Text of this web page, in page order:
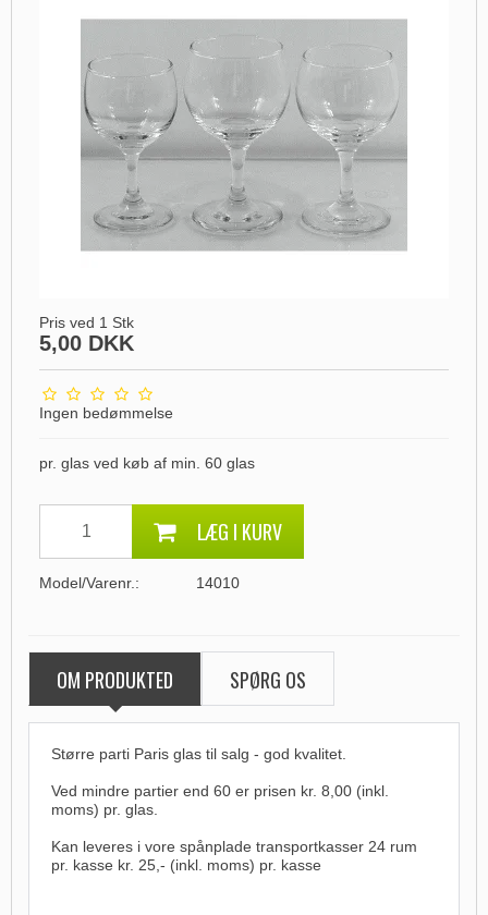
Pris ved 1 Stk
5,00 DKK
Ingen bedømmelse
pr. glas ved køb af min. 60 glas
LÆG I KURV
Model/Varenr.: 14010
OM PRODUKTED SPØRG OS
Større parti Paris glas til salg - god kvalitet.
Ved mindre partier end 60 er prisen kr. 8,00 (inkl.
moms) pr. glas.
Kan leveres i vore spånplade transportkasser 24 rum
pr. kasse kr. 25,- (inkl. moms) pr. kasse